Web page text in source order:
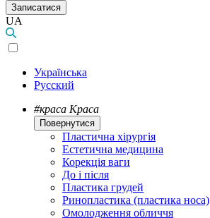
Записатися
UA
Українська
Русский
#краса Краса
Повернутися
Пластична хірургія
Естетична медицина
Корекція ваги
До і після
Пластика грудей
Ринопластика (пластика носа)
Омолодження обличчя